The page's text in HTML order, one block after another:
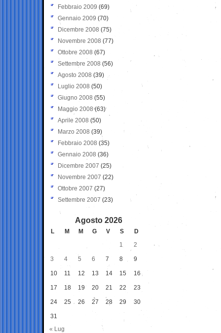
Febbraio 2009 (69)
Gennaio 2009 (70)
Dicembre 2008 (75)
Novembre 2008 (77)
Ottobre 2008 (67)
Settembre 2008 (56)
Agosto 2008 (39)
Luglio 2008 (50)
Giugno 2008 (55)
Maggio 2008(63)
Aprile 2008 (50)
Marzo 2008 (39)
Febbraio 2008 (35)
Gennaio 2008 (36)
Dicembre 2007 (25)
Novembre 2007 (22)
Ottobre 2007 (27)
Settembre 2007 (23)
Agosto 2026
L M M G V S
D
1
2
3 4 5 6 7 8 9
10 11 12 13 14 15 16
17 18 19 20 21 22 23
24 25 26 27 28 29 30
31
« Lug